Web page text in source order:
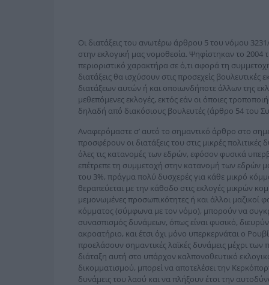
Οι διατάξεις του ανωτέρω άρθρου 5 του νόμου 3231/
στην εκλογική μας νομοθεσία. Ψηφίστηκαν το 2004
περιοριστικό χαρακτήρα σε ό,τι αφορά τη
διατάξεις θα ισχύσουν στις προσεχείς
διατάξεων αυτών ή και οποιωνδήποτε άλλων της
μεθεπόμενες εκλογές, εκτός εάν οι όποιες
δηλαδή από διακόσιους βουλευτές (άρθρο 54 του
Αναφερόμαστε σ’ αυτό το σημαντικό άρθρο στο
προσφέρουν οι διατάξεις του στις μικρές
όλες τις κατανομές των εδρών, εφόσον φυσικά
επέτρεπε τη συμμετοχή στην κατανομή των εδρών
του 3%, πράγμα πολύ δυσχερές για κάθε μικρό
θεραπεύεται με την κάθοδο στις εκλογές μικρών
μεμονωμένες προσωπικότητες ή και άλλοι
κόμματος (σύμφωνα με τον νόμο), μπορούν να
συνασπισμός δυνάμεων, όπως είναι φυσικό,
ακροατήριο, και έτσι όχι μόνο υπερκερνάται ο
προελάσουν σημαντικές λαϊκές δυνάμεις μέχρι
διάταξη αυτή στο υπάρχον καλπονοθευτικό
δικομματισμού, μπορεί να αποτελέσει την
δυνάμεις του λαού και να πλήξουν έτσι την